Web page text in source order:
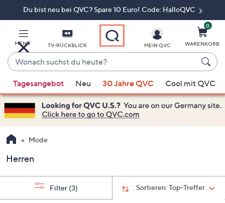
Du bist neu bei QVC? Spare 10 Euro! Code: HalloQVC
MENÜ TV-RÜCKBLICK
Wonach
suchst
du
heute?
Vorschläge
verfügbar
sind,
verwenden
Sie
Pfeiltasten
nach
und
MEIN QVC
0
WARENKORB
Tagesangebot Neu 30 Jahre QVC Cool mit QVC
Mode
Herren
Sortieren:Top-Treffer
Filter (3)